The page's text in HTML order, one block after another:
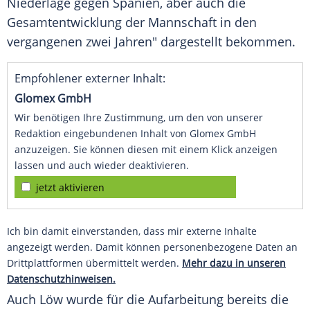
Gesamtentwicklung der Mannschaft in den
vergangenen zwei Jahren" dargestellt bekommen.
Empfohlener externer Inhalt:
Glomex GmbH
Wir benötigen Ihre Zustimmung, um den von unserer
Redaktion eingebundenen Inhalt von Glomex GmbH
anzuzeigen. Sie können diesen mit einem Klick anzeigen
lassen und auch wieder deaktivieren.
jetzt aktivieren
Ich bin damit einverstanden, dass mir externe Inhalte
angezeigt werden. Damit können personenbezogene Daten an
Drittplattformen übermittelt werden. Mehr dazu in unseren
Datenschutzhinweisen.
Auch Löw wurde für die Aufarbeitung bereits die